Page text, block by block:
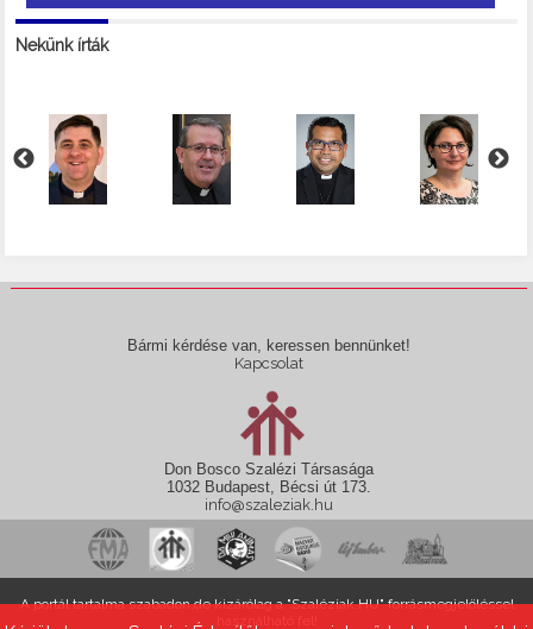
Nekünk írták
Bármi kérdése van, keressen bennünket!
Kapcsolat
Don Bosco Szalézi Társasága
1032 Budapest, Bécsi út 173.
info@szaleziak.hu
A portál tartalma szabadon,de kizárólag a "Szaléziak.HU" forrásmegjelöléssel